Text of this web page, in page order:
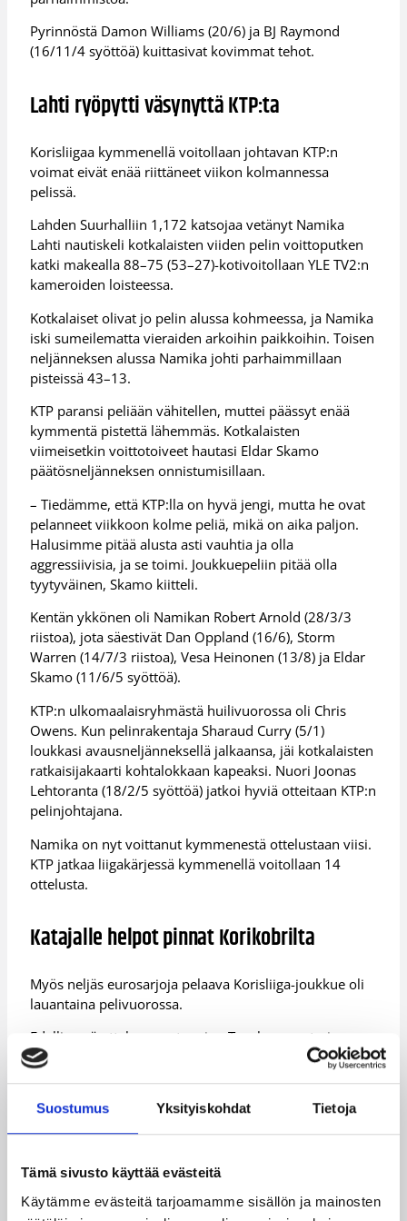
Suostumus Yksityiskohdat Tietoja
Tämä sivusto käyttää evästeitä
Käytämme evästeitä tarjoamamme sisällön ja mainosten
Pyrinnöstä Damon Williams (20/6) ja BJ Raymond
(16/11/4 syöttöä) kuittasivat kovimmat tehot.
Lahti ryöpytti väsynyttä KTP:ta
Korisliigaa kymmenellä voitollaan johtavan KTP:n
voimat eivät enää riittäneet viikon kolmannessa
pelissä.
Lahden Suurhalliin 1,172 katsojaa vetänyt Namika
Lahti nautiskeli kotkalaisten viiden pelin voittoputken
katki makealla 88–75 (53–27)-kotivoitollaan YLE TV2:n
kameroiden loisteessa.
Kotkalaiset olivat jo pelin alussa kohmeessa, ja Namika
iski sumeilematta vieraiden arkoihin paikkoihin. Toisen
neljänneksen alussa Namika johti parhaimmillaan
pisteissä 43–13.
KTP paransi peliään vähitellen, muttei päässyt enää
kymmentä pistettä lähemmäs. Kotkalaisten
viimeisetkin voittotoiveet hautasi Eldar Skamo
päätösneljänneksen onnistumisillaan.
– Tiedämme, että KTP:lla on hyvä jengi, mutta he ovat
pelanneet viikkoon kolme peliä, mikä on aika paljon.
Halusimme pitää alusta asti vauhtia ja olla
aggressiivisia, ja se toimi. Joukkuepeliin pitää olla
tyytyväinen, Skamo kiitteli.
Kentän ykkönen oli Namikan Robert Arnold (28/3/3
riistoa), jota säestivät Dan Oppland (16/6), Storm
Warren (14/7/3 riistoa), Vesa Heinonen (13/8) ja Eldar
Skamo (11/6/5 syöttöä).
KTP:n ulkomaalaisryhmästä huilivuorossa oli Chris
Owens. Kun pelinrakentaja Sharaud Curry (5/1)
loukkasi avausneljänneksellä jalkaansa, jäi kotkalaisten
ratkaisijakaarti kohtalokkaan kapeaksi. Nuori Joonas
Lehtoranta (18/2/5 syöttöä) jatkoi hyviä otteitaan KTP:n
pelinjohtajana.
Namika on nyt voittanut kymmenestä ottelustaan viisi.
KTP jatkaa liigakärjessä kymmenellä voitollaan 14
ottelusta.
Katajalle helpot pinnat Korikobrilta
Myös neljäs eurosarjoja pelaava Korisliiga-joukkue oli
lauantaina pelivuorossa.
Edellisessä ottelussaan tappion Tanskan mestari
Bakken Bearsia vastaan kärsinyt Kataja Basket palasi
pistein 99–67 (53–27).
kymmenminuuttisen alussa pistein 26–23, jolloin
kolmosen jälkeen Kataja-johto kasvoi hetkessä